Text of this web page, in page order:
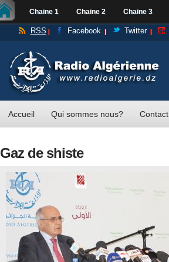
Chaine 1 Chaine 2 Chaine 3
RSS Facebook Twitter
Accueil Qui sommes nous? Contact
Gaz de shiste